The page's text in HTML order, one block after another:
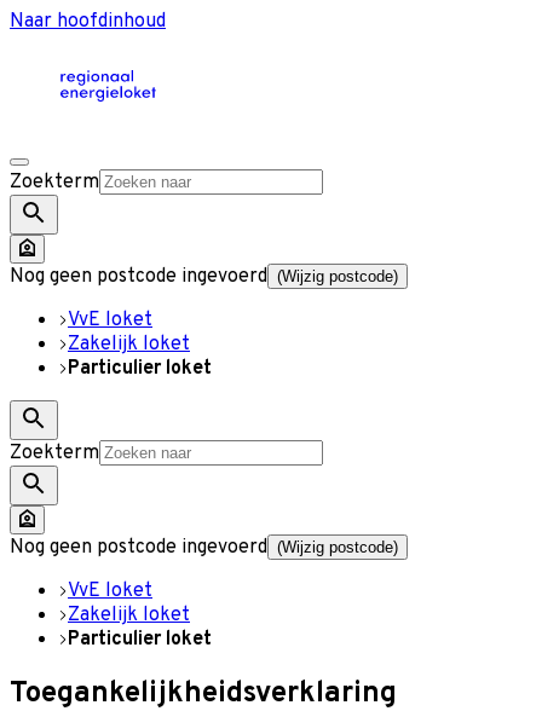
Naar hoofdinhoud
Zoekterm
Nog geen postcode ingevoerd (Wijzig postcode)
VvE loket
Zakelijk loket
Particulier loket
Zoekterm
Nog geen postcode ingevoerd (Wijzig postcode)
VvE loket
Zakelijk loket
Particulier loket
Toegankelijkheidsverklaring